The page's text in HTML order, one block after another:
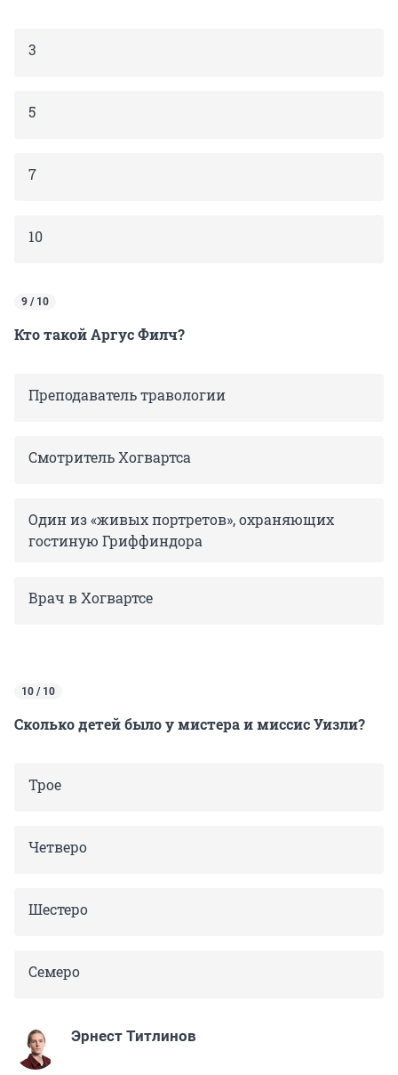
3
5
7
10
9 / 10
Кто такой Аргус Филч?
Преподаватель травологии
Смотритель Хогвартса
Один из «живых портретов», охраняющих
гостиную Гриффиндора
Врач в Хогвартсе
10 / 10
Сколько детей было у мистера и миссис Уизли?
Трое
Четверо
Шестеро
Семеро
Эрнест Титлинов